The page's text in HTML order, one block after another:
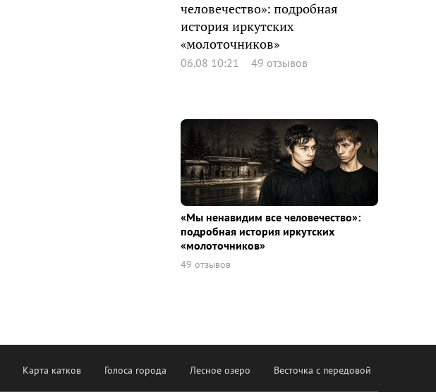
человечество»: подробная
история иркутских
«молоточников»
06.08 10:21 49 отзывов
«Мы ненавидим все человечество»:
подробная история иркутских
«молоточников»
49 отзывов
Карта катков Голоса города Лесное озеро Весточка с передовой